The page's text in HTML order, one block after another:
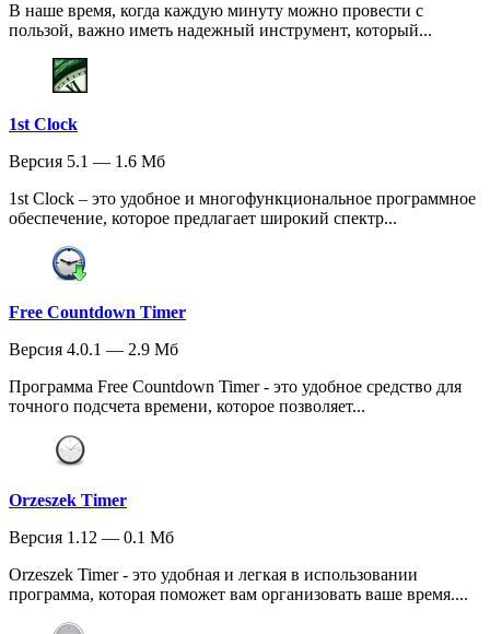
В наше время, когда каждую минуту можно провести с
пользой, важно иметь надежный инструмент, который...
1st Clock
Версия 5.1 — 1.6 Мб
1st Clock – это удобное и многофункциональное программное
обеспечение, которое предлагает широкий спектр...
Free Countdown Timer
Версия 4.0.1 — 2.9 Мб
Программа Free Countdown Timer - это удобное средство для
точного подсчета времени, которое позволяет...
Orzeszek Timer
Версия 1.12 — 0.1 Мб
Orzeszek Timer - это удобная и легкая в использовании
программа, которая поможет вам организовать ваше время....